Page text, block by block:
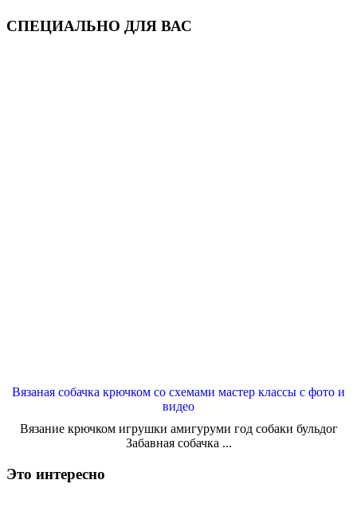
СПЕЦИАЛЬНО ДЛЯ ВАС
Вязаная собачка крючком со схемами мастер классы с фото и
видео
Вязание крючком игрушки амигуруми год собаки бульдог
Забавная собачка ...
Это интересно